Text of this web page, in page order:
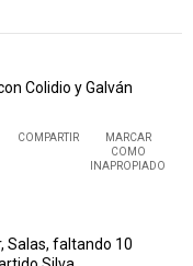
Colidio y Galván
COMPARTIR
MARCAR
COMO
INAPROPIADO
Salas, faltando 10